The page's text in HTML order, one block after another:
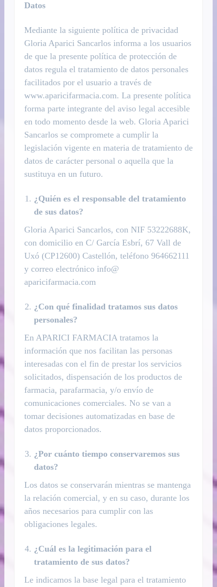
Datos
Mediante la siguiente política de privacidad
Gloria Aparici Sancarlos informa a los usuarios
de que la presente política de protección de
datos regula el tratamiento de datos personales
facilitados por el usuario a través de
www.aparicifarmacia.com. La presente política
forma parte integrante del aviso legal accesible
en todo momento desde la web. Gloria Aparici
Sancarlos se compromete a cumplir la
legislación vigente en materia de tratamiento de
datos de carácter personal o aquella que la
sustituya en un futuro.
¿Quién es el responsable del tratamiento
de sus datos?
Gloria Aparici Sancarlos, con NIF 53222688K,
con domicilio en C/ García Esbrí, 67 Vall de
Uxó (CP12600) Castellón, teléfono 964662111
y correo electrónico info@
aparicifarmacia.com
¿Con qué finalidad tratamos sus datos
personales?
En APARICI FARMACIA tratamos la
información que nos facilitan las personas
interesadas con el fin de prestar los servicios
solicitados, dispensación de los productos de
farmacia, parafarmacia, y/o envío de
comunicaciones comerciales. No se van a
tomar decisiones automatizadas en base de
datos proporcionados.
¿Por cuánto tiempo conservaremos sus
datos?
Los datos se conservarán mientras se mantenga
la relación comercial, y en su caso, durante los
años necesarios para cumplir con las
obligaciones legales.
¿Cuál es la legitimación para el
tratamiento de sus datos?
Le indicamos la base legal para el tratamiento